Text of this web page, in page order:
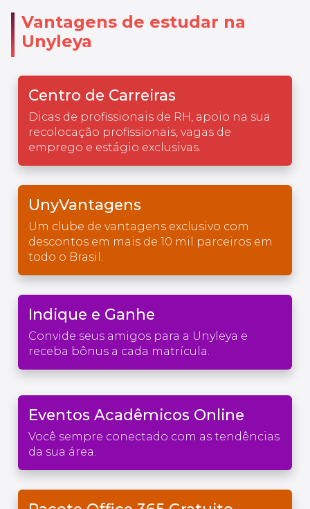
Vantagens de estudar na
Unyleya
Centro de Carreiras
Dicas de profissionais de RH, apoio na sua
recolocação profissionais, vagas de
emprego e estágio exclusivas.
UnyVantagens
Um clube de vantagens exclusivo com
descontos em mais de 10 mil parceiros em
todo o Brasil.
Indique e Ganhe
Convide seus amigos para a Unyleya e
receba bônus a cada matrícula.
Eventos Acadêmicos Online
Você sempre conectado com as tendências
da sua área.